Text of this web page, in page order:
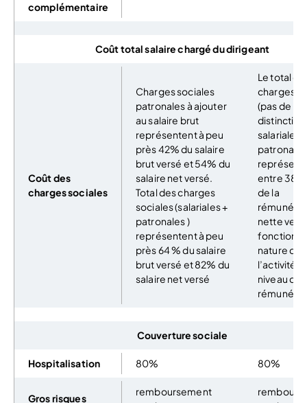
complémentaire
Coût total salaire chargé du dirigeant
Coût des
charges sociales
Charges sociales
patronales à ajouter
au salaire brut
représentent à peu
près 42% du salaire
brut versé et 54% du
salaire net versé.
Total des charges
sociales (salariales +
patronales )
représentent à peu
près 64 % du salaire
brut versé et 82% du
salaire net versé
Le total
charges
(pas de
salariales
entre 38
de la
nette
fonction
nature de
l’activité
niveau de
Couverture sociale
Hospitalisation 80% 80%
Gros risques
remboursement